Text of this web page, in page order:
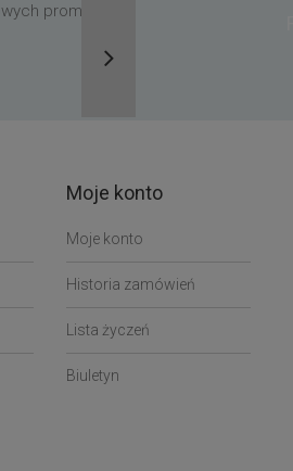
promocjach,
Moje konto
Moje konto
Historia zamówień
Lista życzeń
Biuletyn